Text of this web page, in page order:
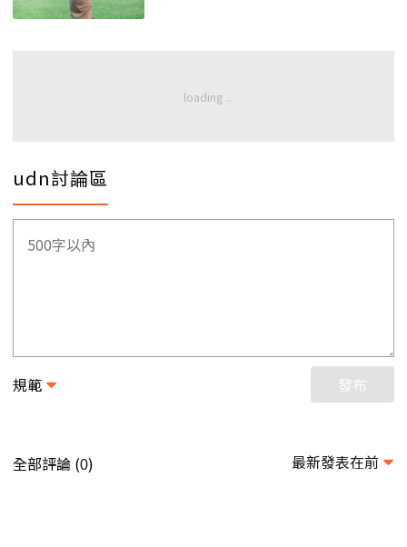
udn討論區
規範 發布
全部評論 (0) 最新發表在前